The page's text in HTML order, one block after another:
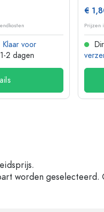
Klaar voor
2 dagen
€
Prijzen
worden